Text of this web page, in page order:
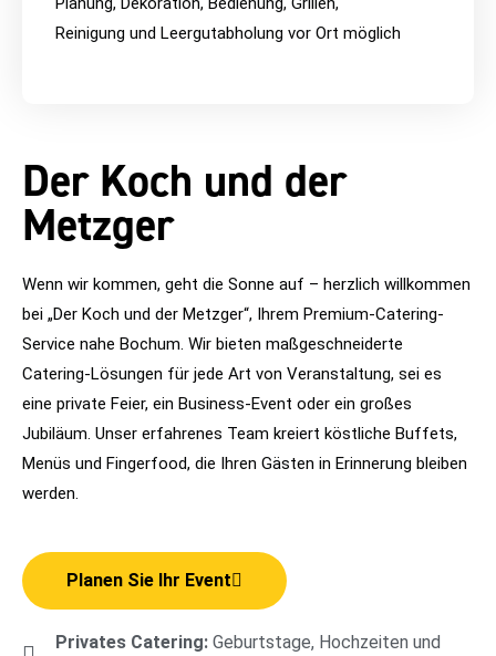
Reinigung und Leergutabholung vor Ort möglich
Der Koch und der
Metzger
Wenn wir kommen, geht die Sonne auf – herzlich willkommen
bei „Der Koch und der Metzger“, Ihrem Premium-Catering-
Service nahe Bochum. Wir bieten maßgeschneiderte
Catering-Lösungen für jede Art von Veranstaltung, sei es
eine private Feier, ein Business-Event oder ein großes
Jubiläum. Unser erfahrenes Team kreiert köstliche Buffets,
Menüs und Fingerfood, die Ihren Gästen in Erinnerung bleiben
werden.
Planen Sie Ihr Event
Privates Catering: Geburtstage, Hochzeiten und